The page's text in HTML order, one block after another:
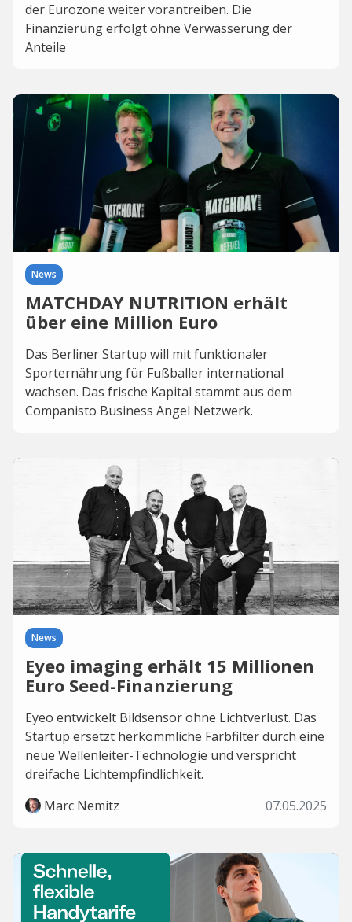
der Eurozone weiter vorantreiben. Die
Finanzierung erfolgt ohne Verwässerung der
Anteile
News
MATCHDAY NUTRITION erhält
über eine Million Euro
Das Berliner Startup will mit funktionaler
Sporternährung für Fußballer international
wachsen. Das frische Kapital stammt aus dem
Companisto Business Angel Netzwerk.
News
Eyeo imaging erhält 15 Millionen
Euro Seed-Finanzierung
Eyeo entwickelt Bildsensor ohne Lichtverlust. Das
Startup ersetzt herkömmliche Farbfilter durch eine
neue Wellenleiter-Technologie und verspricht
dreifache Lichtempfindlichkeit.
Marc Nemitz
07.05.2025